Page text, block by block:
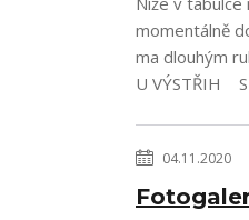
momentálně
ma dlouhým
U VÝSTŘIH S
04.11.2020